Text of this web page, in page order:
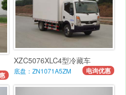
XZC5076XLC4型冷藏车
底盘：ZN1071A5ZM 电询优惠